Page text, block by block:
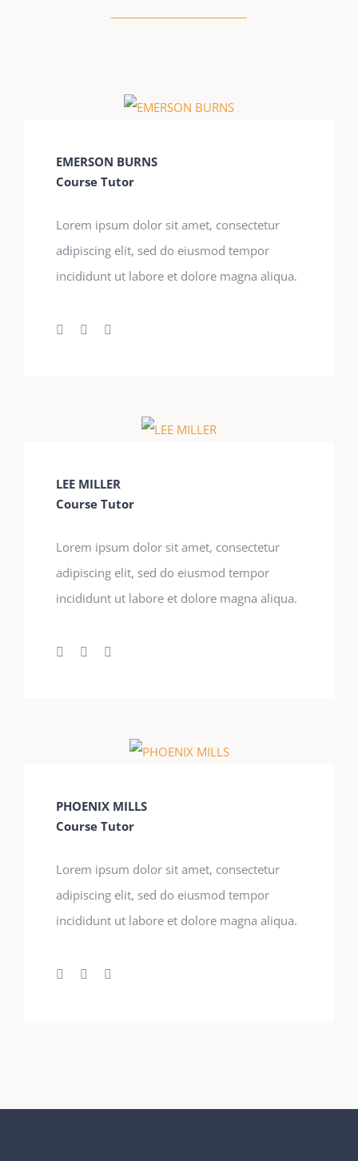
EMERSON BURNS
Course Tutor
Lorem ipsum dolor sit amet, consectetur
adipiscing elit, sed do eiusmod tempor
incididunt ut labore et dolore magna aliqua.
LEE MILLER
Course Tutor
Lorem ipsum dolor sit amet, consectetur
adipiscing elit, sed do eiusmod tempor
incididunt ut labore et dolore magna aliqua.
PHOENIX MILLS
Course Tutor
Lorem ipsum dolor sit amet, consectetur
adipiscing elit, sed do eiusmod tempor
incididunt ut labore et dolore magna aliqua.